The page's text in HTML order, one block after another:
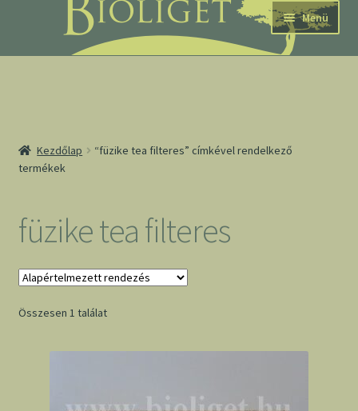
navigációhoz
tartalomba
Menü
Kezdőlap
“füzike tea filteres” címkével rendelkező
termékek
füzike tea filteres
Összesen 1 találat